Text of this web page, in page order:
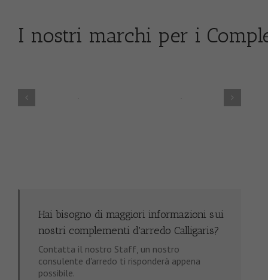
I nostri marchi per i
Hai bisogno di maggiori informazioni sui
nostri complementi d'arredo Calligaris?
Contatta il nostro Staff, un nostro
consulente d'arredo ti risponderà appena
possibile.